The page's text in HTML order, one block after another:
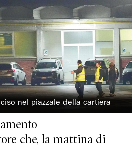
nel piazzale della cartiera
che, la mattina di